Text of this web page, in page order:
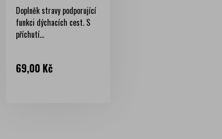
Doplněk stravy podporující
funkci dýchacích cest. S
příchutí...
Cena
69,00 Kč